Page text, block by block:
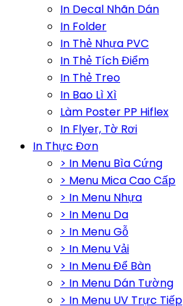
In Decal Nhãn Dán
In Folder
In Thẻ Nhựa PVC
In Thẻ Tích Điểm
In Thẻ Treo
In Bao Lì Xì
Làm Poster PP Hiflex
In Flyer, Tờ Rơi
In Thực Đơn
> In Menu Bìa Cứng
> Menu Mica Cao Cấp
> In Menu Nhựa
> In Menu Da
> In Menu Gỗ
> In Menu Vải
> In Menu Để Bàn
> In Menu Dán Tường
> In Menu UV Trực Tiếp